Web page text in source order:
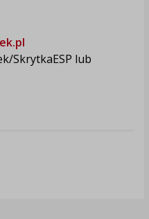
SkrytkaESP lub